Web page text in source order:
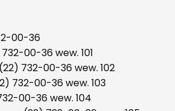
00-36
00-36 wew. 101
(22) 732-00-36 wew. 102
732-00-36 wew. 103
00-36 wew. 104